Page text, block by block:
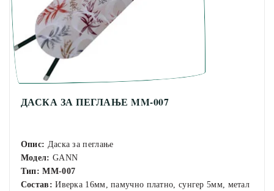
ДАСКА ЗА ПЕГЛАЊЕ MM-007
Опис: Даска за пеглање
Модел: GANN
Тип: MM-007
Состав: Иверка 16мм, памучно платно, сунгер 5мм, метал